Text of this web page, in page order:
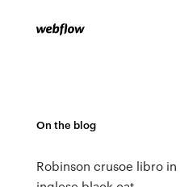
On the blog
Robinson crusoe libro in